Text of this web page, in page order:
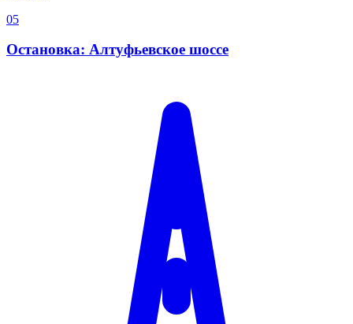
05
Остановка: Алтуфьевское шоссе